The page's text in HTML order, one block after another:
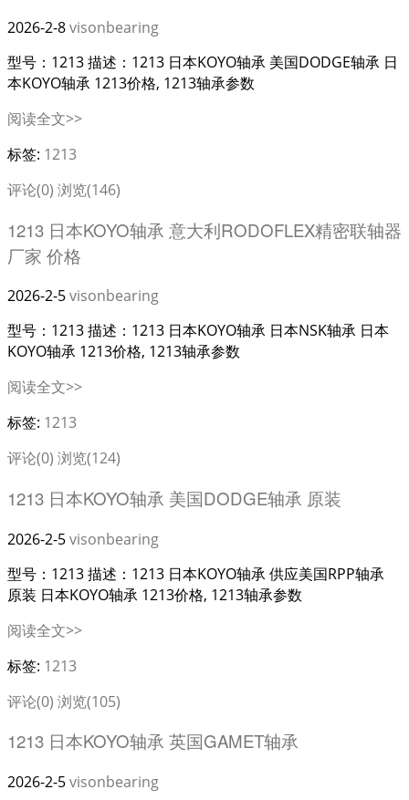
2026-2-8visonbearing
型号：1213 描述：1213 日本KOYO轴承 美国DODGE轴承 日
本KOYO轴承 1213价格, 1213轴承参数
阅读全文>>
标签: 1213
评论(0) 浏览(146)
1213 日本KOYO轴承 意大利RODOFLEX精密联轴器
厂家 价格
2026-2-5visonbearing
型号：1213 描述：1213 日本KOYO轴承 日本NSK轴承 日本
KOYO轴承 1213价格, 1213轴承参数
阅读全文>>
标签: 1213
评论(0) 浏览(124)
1213 日本KOYO轴承 美国DODGE轴承 原装
2026-2-5visonbearing
型号：1213 描述：1213 日本KOYO轴承 供应美国RPP轴承
原装 日本KOYO轴承 1213价格, 1213轴承参数
阅读全文>>
标签: 1213
评论(0) 浏览(105)
1213 日本KOYO轴承 英国GAMET轴承
2026-2-5visonbearing